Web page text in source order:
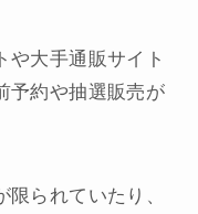
や大手通販サイト
予約や抽選販売が
られていたり、